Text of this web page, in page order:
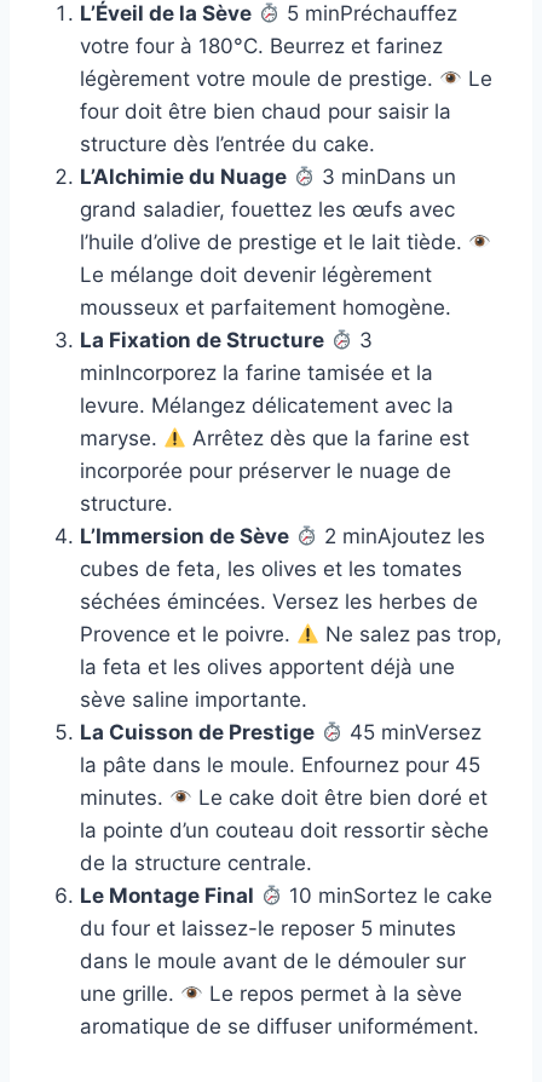
L’Éveil de la Sève
5 minPréchauffez
votre four à 180°C. Beurrez et farinez
légèrement votre moule de prestige.
Le
four doit être bien chaud pour saisir la
structure dès l’entrée du cake.
L’Alchimie du Nuage
3 minDans un
grand saladier, fouettez les œufs avec
l’huile d’olive de prestige et le lait tiède.
Le mélange doit devenir légèrement
mousseux et parfaitement homogène.
La Fixation de Structure
3
minIncorporez la farine tamisée et la
levure. Mélangez délicatement avec la
maryse.
Arrêtez dès que la farine est
incorporée pour préserver le nuage de
structure.
L’Immersion de Sève
2 minAjoutez les
cubes de feta, les olives et les tomates
séchées émincées. Versez les herbes de
Provence et le poivre.
Ne salez pas trop,
la feta et les olives apportent déjà une
sève saline importante.
La Cuisson de Prestige
45 minVersez
la pâte dans le moule. Enfournez pour 45
minutes.
Le cake doit être bien doré et
la pointe d’un couteau doit ressortir sèche
de la structure centrale.
Le Montage Final
10 minSortez le cake
du four et laissez-le reposer 5 minutes
dans le moule avant de le démouler sur
une grille.
Le repos permet à la sève
aromatique de se diffuser uniformément.